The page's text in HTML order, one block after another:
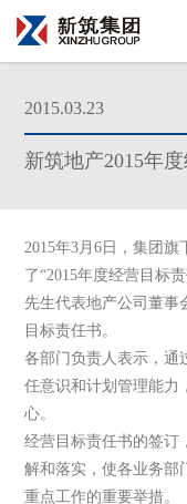
2015.03.23
新筑地产2015年
2015年3月6 日 ，集团
了“2015年度经营目标
先生代表地产公司董事
目标责任书。
各部门负责人表示，通
任意识和计划管理能力
心。
经营目标责任书的签订
解和落实，使各业务部
重点工作的重要举措。